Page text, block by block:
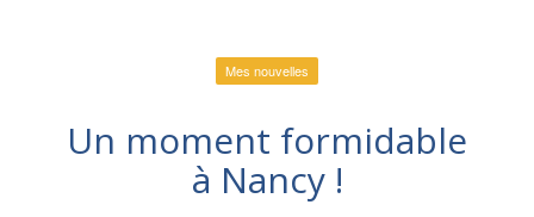
Mes nouvelles
Un moment formidable
à Nancy !